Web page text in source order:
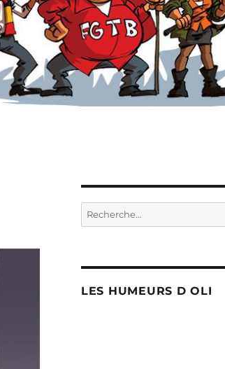
Recherche
pour :
LES HUMEURS D OLI